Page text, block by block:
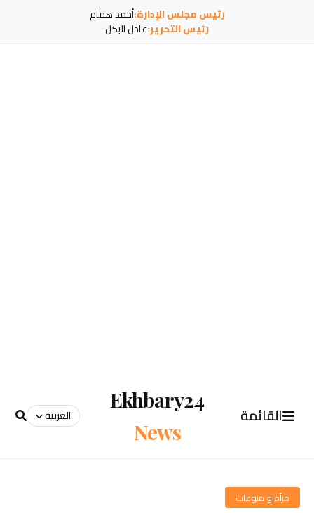
رئيس مجلس الإدارة:أحمد همام
رئيس التحرير:عادل البكل
القائمة
Ekhbary24
News
العربية
مرأة و منوعات